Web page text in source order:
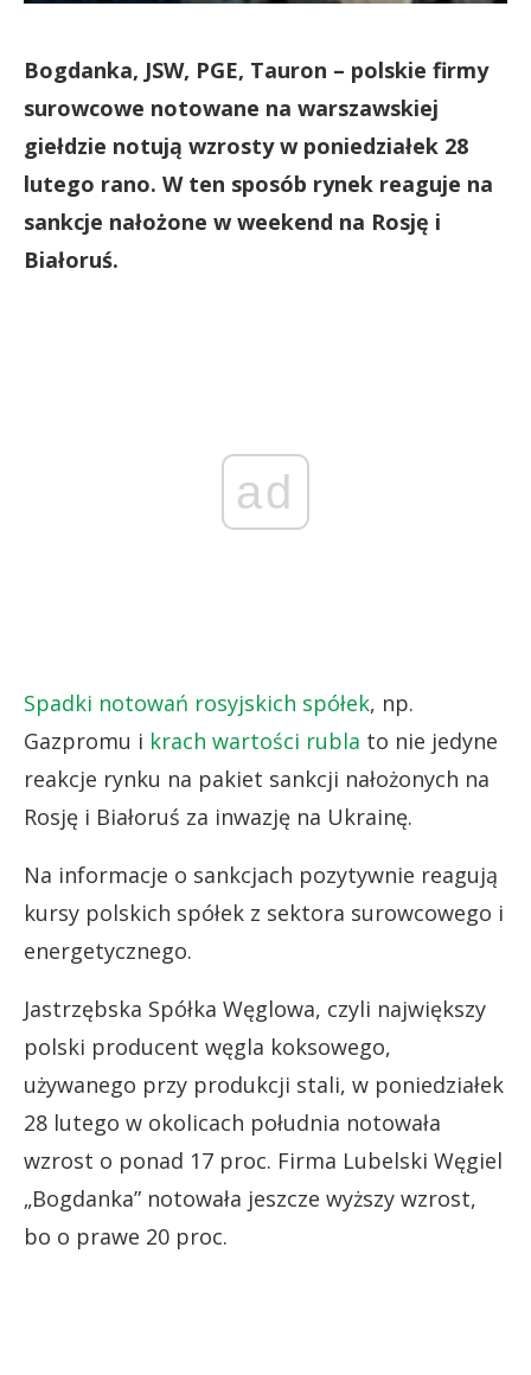
Bogdanka, JSW, PGE, Tauron – polskie firmy
surowcowe notowane na warszawskiej
giełdzie notują wzrosty w poniedziałek 28
lutego rano. W ten sposób rynek reaguje na
sankcje nałożone w weekend na Rosję i
Białoruś.
ad
Spadki notowań rosyjskich spółek, np.
Gazpromu i krach wartości rubla to nie jedyne
reakcje rynku na pakiet sankcji nałożonych na
Rosję i Białoruś za inwazję na Ukrainę.
Na informacje o sankcjach pozytywnie reagują
kursy polskich spółek z sektora surowcowego i
energetycznego.
Jastrzębska Spółka Węglowa, czyli największy
polski producent węgla koksowego,
używanego przy produkcji stali, w poniedziałek
28 lutego w okolicach południa notowała
wzrost o ponad 17 proc. Firma Lubelski Węgiel
„Bogdanka” notowała jeszcze wyższy wzrost,
bo o prawe 20 proc.